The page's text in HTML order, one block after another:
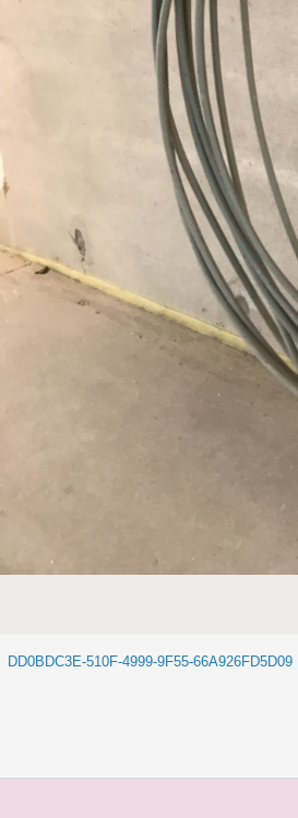
DD0BDC3E-510F-4999-9F55-66A926FD5D09